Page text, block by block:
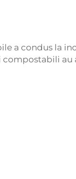
a condus la
au
Aceste